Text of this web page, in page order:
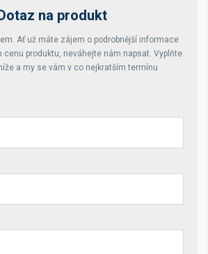
na produkt
Ať už máte zájem o podrobnější informace
cenu produktu, neváhejte nám napsat. Vyplňte
a my se vám v co nejkratším termínu